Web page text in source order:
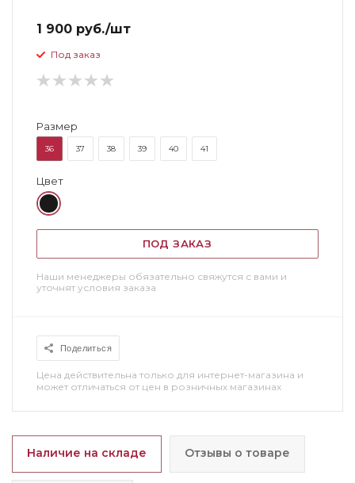
1 900 руб./шт
Под заказ
Размер
36 37 38 39 40 41
Цвет
ПОД ЗАКАЗ
Наши менеджеры обязательно свяжутся с вами и
уточнят условия заказа
Поделиться
Цена действительна только для интернет-магазина и
может отличаться от цен в розничных магазинах
Наличие на складе Отзывы о товаре